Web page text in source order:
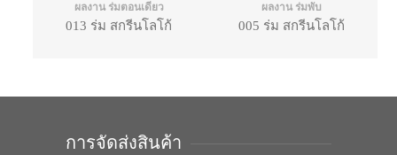
ผลงาน ร่มตอนเดียว
013 ร่ม สกรีนโลโก้
ผลงาน ร่มพับ
005 ร่ม สกรีนโลโก้
การจัดส่งสินค้า